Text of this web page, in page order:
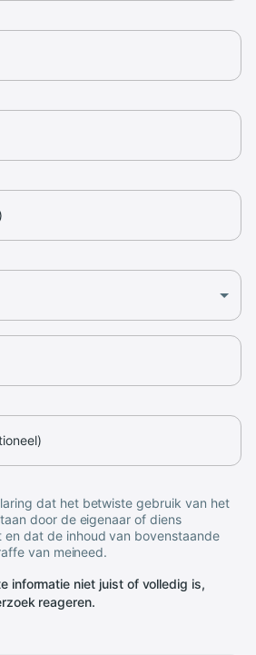
dat het betwiste gebruik van het
door de eigenaar of diens
dat de inhoud van bovenstaande
van meineed.
informatie niet juist of volledig is,
reageren.